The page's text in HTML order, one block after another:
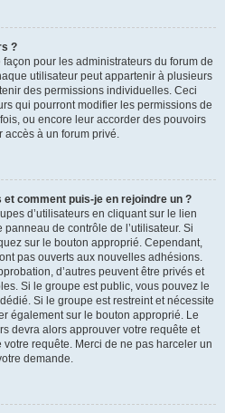
?
pour les administrateurs du forum de
utilisateur peut appartenir à plusieurs
des permissions individuelles. Ceci
qui pourront modifier les permissions de
ou encore leur accorder des pouvoirs
à un forum privé.
comment puis-je en rejoindre un ?
d’utilisateurs en cliquant sur le lien
de contrôle de l’utilisateur. Si
sur le bouton approprié. Cependant,
pas ouverts aux nouvelles adhésions.
d’autres peuvent être privés et
Si le groupe est public, vous pouvez le
Si le groupe est restreint et nécessite
également sur le bouton approprié. Le
devra alors approuver votre requête et
requête. Merci de ne pas harceler un
demande.